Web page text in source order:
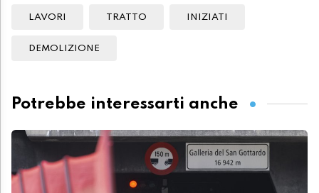
LAVORI TRATTO INIZIATI
DEMOLIZIONE
Potrebbe interessarti anche